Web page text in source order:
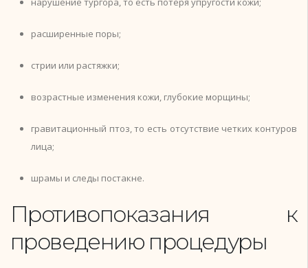
расширенные поры;
стрии или растяжки;
возрастные изменения кожи, глубокие морщины;
гравитационный птоз, то есть отсутствие четких контуров
лица;
шрамы и следы постакне.
Противопоказания к
проведению процедуры